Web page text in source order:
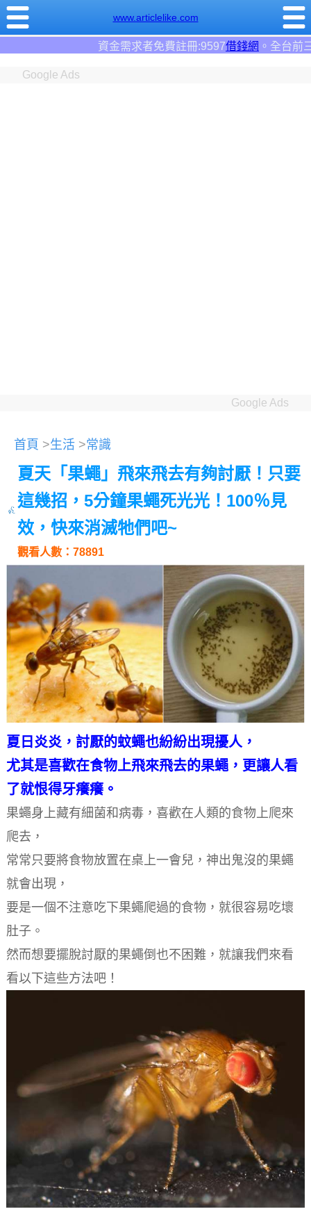
www.articlelike.com
金需求者免費註冊:9597借錢網。全台前三大借錢網站！
Google Ads
Google Ads
首頁 >生活 >常識
夏天「果蠅」飛來飛去有夠討厭！只要
這幾招，5分鐘果蠅死光光！100％見
效，快來消滅牠們吧~
觀看人數：78891
夏日炎炎，討厭的蚊蠅也紛紛出現擾人，
尤其是喜歡在食物上飛來飛去的果蠅，更讓人看
了就恨得牙癢癢。
果蠅身上藏有細菌和病毒，喜歡在人類的食物上爬來
爬去，
常常只要將食物放置在桌上一會兒，神出鬼沒的果蠅
就會出現，
要是一個不注意吃下果蠅爬過的食物，就很容易吃壞
肚子。
然而想要擺脫討厭的果蠅倒也不困難，就讓我們來看
看以下這些方法吧！